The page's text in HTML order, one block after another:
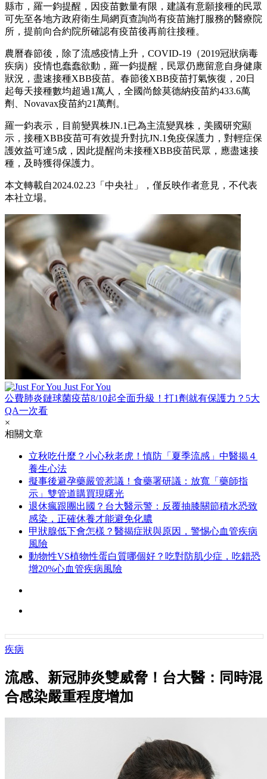
縣市，羅一鈞提醒，因疫苗數量有限，建議有意願接種的民眾
可先至各地方政府衛生局網頁查詢尚有疫苗施打服務的醫療院
所，提前向合約院所確認有疫苗後再前往接種。
農曆春節後，除了流感疫情上升，COVID-19（2019冠狀病毒
疾病）疫情也蠢蠢欲動，羅一鈞提醒，民眾仍應留意自身健康
狀況，盡速接種XBB疫苗。春節後XBB疫苗打氣恢復，20日
起每天接種數均超過1萬人，全國尚餘莫德納疫苗約433.6萬
劑、Novavax疫苗約21萬劑。
羅一鈞表示，目前變異株JN.1已為主流變異株，美國研究顯
示，接種XBB疫苗可有效提升對抗JN.1免疫保護力，對輕症保
護效益可達5成，因此提醒尚未接種XBB疫苗民眾，應盡速接
種，及時獲得保護力。
本文轉載自2024.02.23「中央社」，僅反映作者意見，不代表
本社立場。
Just For You
公費肺炎鏈球菌疫苗8/10起全面升級！打1劑就有保護力？5大
QA一次看
×
相關文章
立秋吃什麼？小心秋老虎！慎防「夏季流感」中醫揭４
養生心法
擬事後避孕藥嚴管惹議！食藥署研議：放寬「藥師指
示」雙管道購買現曙光
退休瘋跟團出國？台大醫示警：反覆抽膝關節積水恐致
感染，正確休養才能避免化膿
甲狀腺低下會怎樣？醫揭症狀與原因，警惕心血管疾病
風險
動物性VS植物性蛋白質哪個好？吃對防肌少症，吃錯恐
增20%心血管疾病風險
疾病
流感、新冠肺炎雙威脅！台大醫：同時混
合感染嚴重程度增加